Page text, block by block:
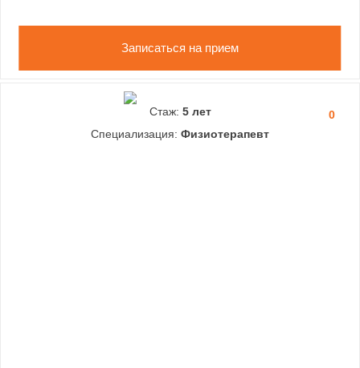
Записаться на прием
0
Стаж: 5 лет
Специализация: Физиотерапевт